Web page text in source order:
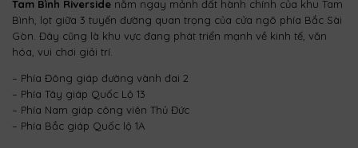
Tam Bình Riverside nằm ngay mảnh đất hành chính của khu Tam
Bình, lọt giữa 3 tuyến đường quan trọng của cửa ngõ phía Bắc Sài
Gòn. Đây cũng là khu vực đang phát triển mạnh về kinh tế, văn
hóa, vui chơi giải trí.
– Phía Đông giáp đường vành đai 2
– Phía Tây giáp Quốc Lộ 13
– Phía Nam giáp công viên Thủ Đức
– Phía Bắc giáp Quốc lộ 1A